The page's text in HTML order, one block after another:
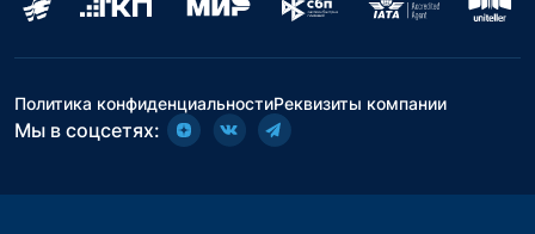
Политика конфиденциальностиРеквизиты компании
Мы в соцсетях: